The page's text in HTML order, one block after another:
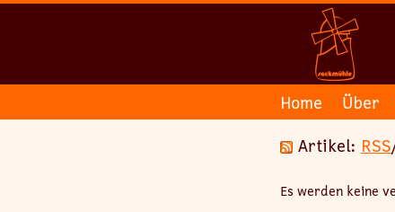
Home
Über
Artikel: RSS
Es werden keine